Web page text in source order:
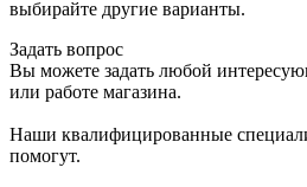
выбирайте другие варианты.
Задать вопрос
Вы можете задать любой
или работе магазина.
Наши квалифицированные
помогут.